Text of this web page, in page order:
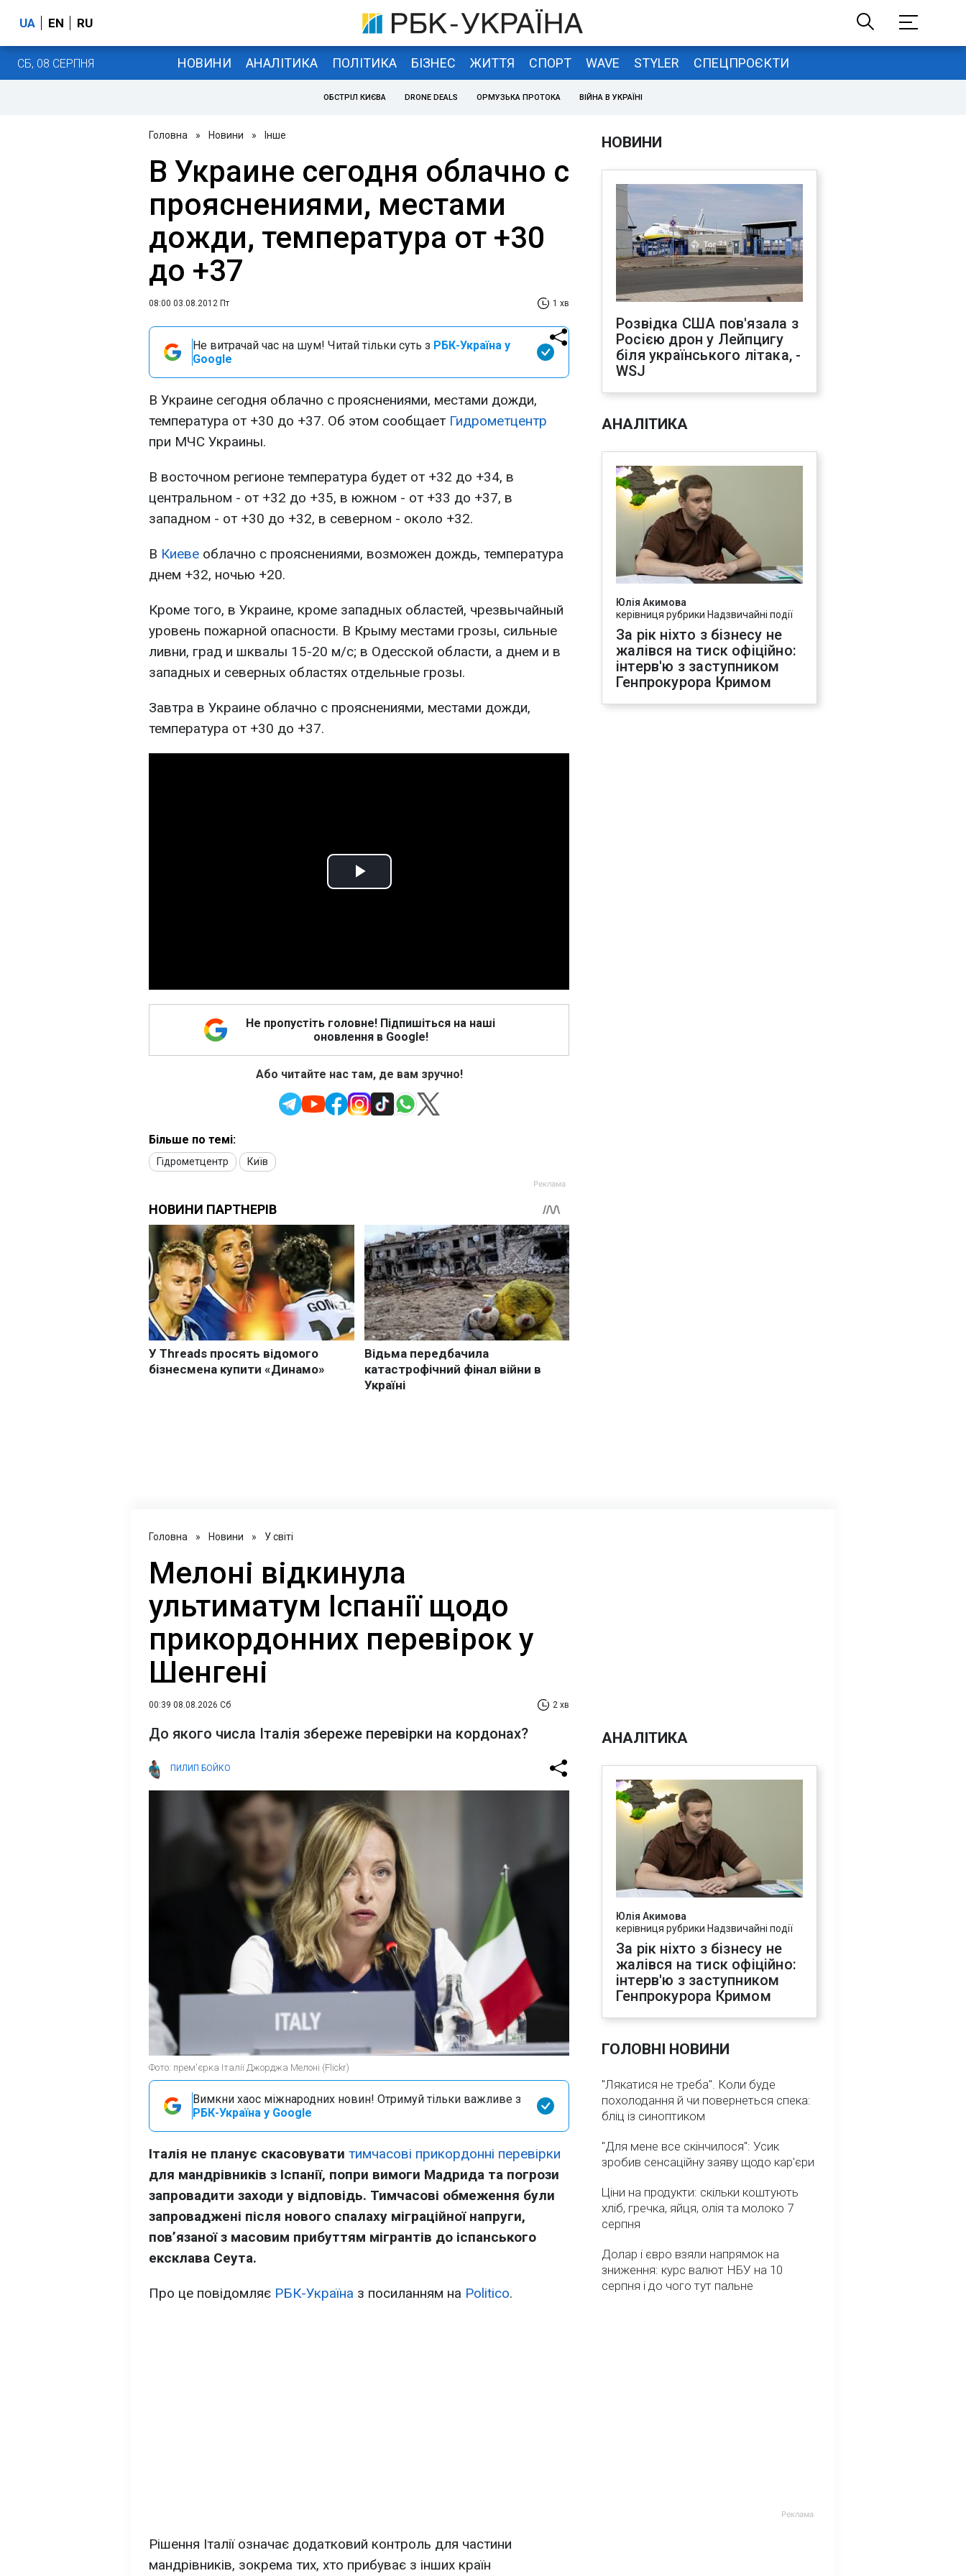
UA EN RU
СБ, 08 СЕРПНЯ НОВИНИ АНАЛІТИКА ПОЛІТИКА БІЗНЕС ЖИТТЯ СПОРТ WAVE STYLER СПЕЦПРОЄКТИ
ОБСТРІЛ КИЄВА DRONE DEALS ОРМУЗЬКА ПРОТОКА ВІЙНА В УКРАЇНІ
Головна » Новини » Інше
В Украине сегодня облачно с
прояснениями, местами
дожди, температура от +30
до +37
08:00 03.08.2012 Пт 1 хв
Не витрачай час на шум! Читай тільки суть з РБК-Україна у
Google
В Украине сегодня облачно с прояснениями, местами дожди,
температура от +30 до +37. Об этом сообщает Гидрометцентр
при МЧС Украины.
В восточном регионе температура будет от +32 до +34, в
центральном - от +32 до +35, в южном - от +33 до +37, в
западном - от +30 до +32, в северном - около +32.
В Киеве облачно с прояснениями, возможен дождь, температура
днем +32, ночью +20.
Кроме того, в Украине, кроме западных областей, чрезвычайный
уровень пожарной опасности. В Крыму местами грозы, сильные
ливни, град и шквалы 15-20 м/с; в Одесской области, а днем и в
западных и северных областях отдельные грозы.
Завтра в Украине облачно с прояснениями, местами дожди,
температура от +30 до +37.
Play
Не пропустіть головне! Підпишіться на наші
оновлення в Google!
Або читайте нас там, де вам зручно!
Більше по темі:
Гідрометцентр Київ
НОВИНИ
Розвідка США пов'язала з
Росією дрон у Лейпцигу
біля українського літака, -
WSJ
АНАЛІТИКА
Юлія Акимова
керівниця рубрики Надзвичайні події
За рік ніхто з бізнесу не
жалівся на тиск офіційно:
інтерв'ю з заступником
Генпрокурора Кримом
Головна » Новини » У світі
Мелоні відкинула
ультиматум Іспанії щодо
прикордонних перевірок у
Шенгені
00:39 08.08.2026 Сб 2 хв
До якого числа Італія збереже перевірки на кордонах?
ПИЛИП БОЙКО
Фото: прем'єрка Італії Джорджа Мелоні (Flickr)
Вимкни хаос міжнародних новин! Отримуй тільки важливе з
РБК-Україна у Google
Італія не планує скасовувати тимчасові прикордонні перевірки
для мандрівників з Іспанії, попри вимоги Мадрида та погрози
запровадити заходи у відповідь. Тимчасові обмеження були
запроваджені після нового спалаху міграційної напруги,
пов’язаної з масовим прибуттям мігрантів до іспанського
ексклава Сеута.
Про це повідомляє РБК-Україна з посиланням на Politico.
Рішення Італії означає додатковий контроль для частини
мандрівників, зокрема тих, хто прибуває з інших країн
АНАЛІТИКА
Юлія Акимова
керівниця рубрики Надзвичайні події
За рік ніхто з бізнесу не
жалівся на тиск офіційно:
інтерв'ю з заступником
Генпрокурора Кримом
ГОЛОВНІ НОВИНИ
"Лякатися не треба". Коли буде
похолодання й чи повернеться спека:
бліц із синоптиком
"Для мене все скінчилося": Усик
зробив сенсаційну заяву щодо кар'єри
Ціни на продукти: скільки коштують
хліб, гречка, яйця, олія та молоко 7
серпня
Долар і євро взяли напрямок на
зниження: курс валют НБУ на 10
серпня і до чого тут пальне